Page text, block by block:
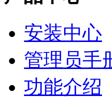
安装中心
管理员手
功能介绍